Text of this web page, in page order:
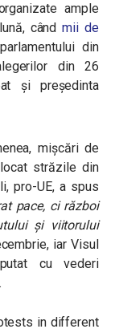
ample
cândmii de
din
din 26
și președinta
mișcări de
străzile din
pro-UE, a spus
pace, ci război
și viitorului
iar Visul
cu vederi
in different